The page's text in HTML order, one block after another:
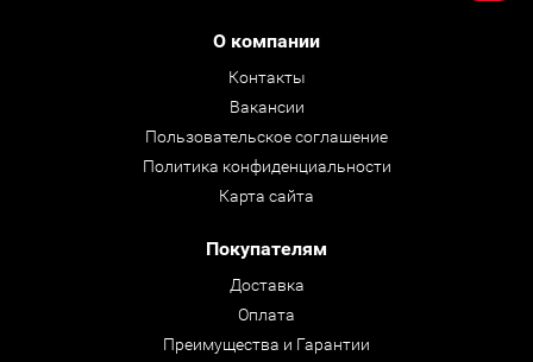
О компании
Контакты
Вакансии
Пользовательское соглашение
Политика конфиденциальности
Карта сайта
Покупателям
Доставка
Оплата
Преимущества и Гарантии